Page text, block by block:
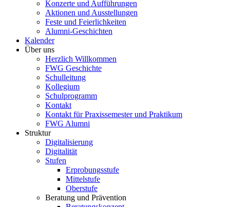
Konzerte und Aufführungen
Aktionen und Ausstellungen
Feste und Feierlichkeiten
Alumni-Geschichten
Kalender
Über uns
Herzlich Willkommen
FWG Geschichte
Schulleitung
Kollegium
Schulprogramm
Kontakt
Kontakt für Praxissemester und Praktikum
FWG Alumni
Struktur
Digitalisierung
Digitalität
Stufen
Erprobungsstufe
Mittelstufe
Oberstufe
Beratung und Prävention